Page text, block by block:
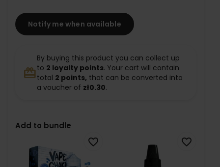
Notify me when available
redeem
By buying this product you can collect up
to 2 loyalty points. Your cart will contain
total 2 points, that can be converted into
a voucher of zł0.30.
Add to bundle
favorite_border favorite_border